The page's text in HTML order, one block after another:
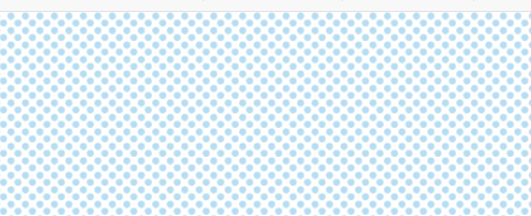
ル
メ
ニ
ュ
ー